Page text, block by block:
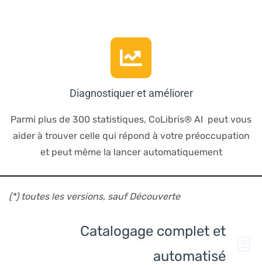
Diagnostiquer et améliorer
Parmi plus de 300 statistiques, CoLibris® AI peut vous
aider à trouver celle qui répond à votre préoccupation
et peut même la lancer automatiquement
(*) toutes les versions, sauf Découverte
Catalogage complet et
automatisé